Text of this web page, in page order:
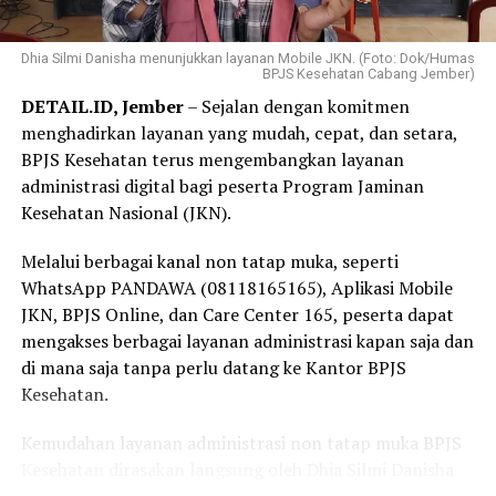
“Menurut saya, jangan menunggu sampai sakit baru
mengurus kepesertaan JKN. Selagi ada kemudahan
melalui Program REHAB 3.0, manfaatkan kesempatan
ini untuk melunasi tunggakan secara bertahap. Dengan
kepesertaan JKN yang tetap aktif, kita dan keluarga bisa
merasa lebih tenang karena perlindungan kesehatan
sudah siap digunakan kapan pun dibutuhkan,” tuturnya.
dalam memastikan masyarakat memperoleh akses
pelayanan kesehatan tanpa terkendala biaya.
pasien yang dapat memperoleh pemeriksaan,
pengobatan, hingga rujukan sesuai kebutuhan karena
menjadi peserta JKN. Pengalaman itu membuat saya
semakin yakin bahwa Program JKN memiliki manfaat
yang sangat besar, terutama dalam memastikan
masyarakat tetap dapat mengakses layanan kesehatan
tanpa terkendala biaya,” ujar Linda.
Selain sebagai tenaga kesehatan, Linda juga merasakan
langsung manfaat Program JKN dalam kehidupan
keluarganya.
Dhia Silmi Danisha menunjukkan layanan Mobile JKN. (Foto: Dok/Humas
BPJS Kesehatan Cabang Jember)
DETAIL.ID, Jember– Sejalan dengan komitmen
menghadirkan layanan yang mudah, cepat, dan setara,
BPJS Kesehatan terus mengembangkan layanan
administrasi digital bagi peserta Program Jaminan
Kesehatan Nasional (JKN).
Melalui berbagai kanal non tatap muka, seperti
WhatsApp PANDAWA (08118165165), Aplikasi Mobile
JKN, BPJS Online, dan Care Center 165, peserta dapat
mengakses berbagai layanan administrasi kapan saja dan
di mana saja tanpa perlu datang ke Kantor BPJS
Kesehatan.
Kemudahan layanan administrasi non tatap muka BPJS